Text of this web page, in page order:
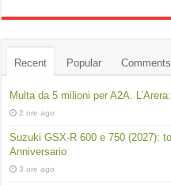
Recent Popular Comments
Multa da 5 milioni per A2A.
2 ore ago
Suzuki GSX-R 600 e 750 (2027):
Anniversario
3 ore ago